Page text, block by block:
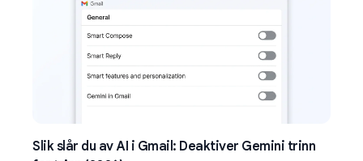
Slik slår du av AI i Gmail: Deaktiver Gemini trinn